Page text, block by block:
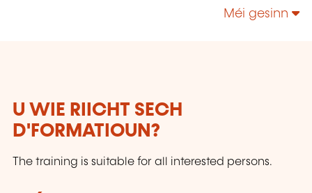
partenaires et nos experts de terrain, nos
formations répondent aux besoins réels du
Méi gesinn
U WIE RIICHT SECH
D'FORMATIOUN?
The training is suitable for all interested persons.